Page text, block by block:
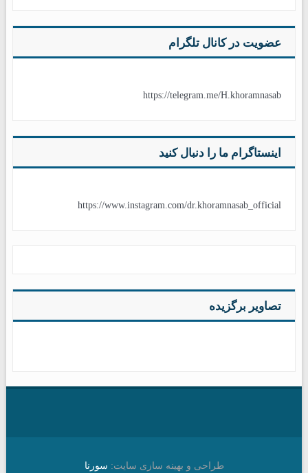
عضویت در کانال تلگرام
https://telegram.me/H.khoramnasab
اینستاگرام ما را دنبال کنید
https://www.instagram.com/dr.khoramnasab_official
تصاویر برگزیده
طراحی و بهینه سازی سایت: سورنا